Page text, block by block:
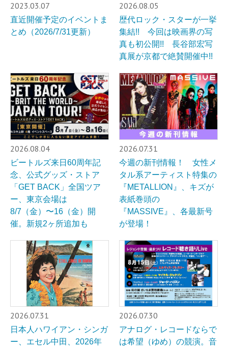
2023.03.07
直近開催予定のイベントま
とめ（2026/7/31更新）
2026.08.05
歴代ロック・スターが一挙
集結!! 今回は映画界の写
真も初公開!! 長谷部宏写
真展が京都で絶賛開催中!!
2026.08.04
ビートルズ来日60周年記
念、公式グッズ・ストア
「GET BACK」全国ツア
ー、東京会場は
8/7（金）〜16（金）開
催。新規2ヶ所追加も
2026.07.31
今週の新刊情報！ 女性メ
タル系アーティスト特集の
『METALLION』、キズが
表紙巻頭の
『MASSIVE』、各最新号
が登場！
2026.07.31
日本人ハワイアン・シンガ
ー、エセル中田、2026年
2026.07.30
アナログ・レコードならで
は希望（ゆめ）の競演。音